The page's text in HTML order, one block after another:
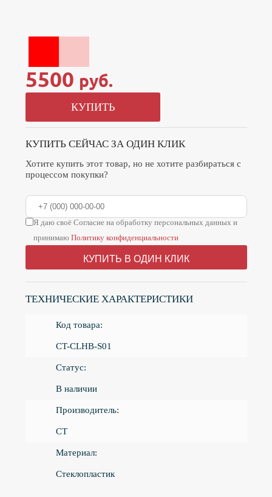
5500 руб.
КУПИТЬ
КУПИТЬ СЕЙЧАС ЗА ОДИН КЛИК
Хотите купить этот товар, но не хотите разбираться с
процессом покупки?
Я даю своё Согласие на обработку персональных данных и
принимаю Политику конфиденциальности
КУПИТЬ В ОДИН КЛИК
ТЕХНИЧЕСКИЕ ХАРАКТЕРИСТИКИ
Код товара:
CT-СLHB-S01
Статус:
В наличии
Производитель:
CT
Материал:
Стеклопластик